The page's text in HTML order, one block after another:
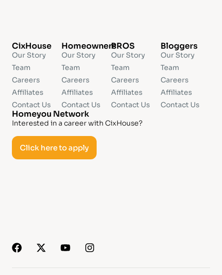
CixHouse
Our Story
Team
Careers
Affiliates
Contact Us
Homeowners
Our Story
Team
Careers
Affiliates
Contact Us
PROS
Our Story
Team
Careers
Affiliates
Contact Us
Bloggers
Our Story
Team
Careers
Affiliates
Contact Us
Homeyou Network
Interested in a career with CixHouse?
Click here to apply